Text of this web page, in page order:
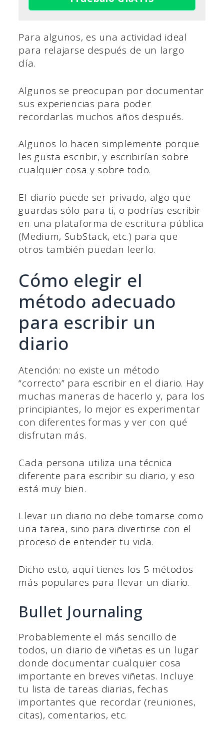
Para algunos, es una actividad ideal
para relajarse después de un largo
día.
Algunos se preocupan por documentar
sus experiencias para poder
recordarlas muchos años después.
Algunos lo hacen simplemente porque
les gusta escribir, y escribirían sobre
cualquier cosa y sobre todo.
El diario puede ser privado, algo que
guardas sólo para ti, o podrías escribir
en una plataforma de escritura pública
(Medium, SubStack, etc.) para que
otros también puedan leerlo.
Cómo elegir el
método adecuado
para escribir un
diario
Atención: no existe un método
“correcto” para escribir en el diario. Hay
muchas maneras de hacerlo y, para los
principiantes, lo mejor es experimentar
con diferentes formas y ver con qué
disfrutan más.
Cada persona utiliza una técnica
diferente para escribir su diario, y eso
está muy bien.
Llevar un diario no debe tomarse como
una tarea, sino para divertirse con el
proceso de entender tu vida.
Dicho esto, aquí tienes los 5 métodos
más populares para llevar un diario.
Bullet Journaling
Probablemente el más sencillo de
todos, un diario de viñetas es un lugar
donde documentar cualquier cosa
importante en breves viñetas. Incluye
tu lista de tareas diarias, fechas
importantes que recordar (reuniones,
citas), comentarios, etc.